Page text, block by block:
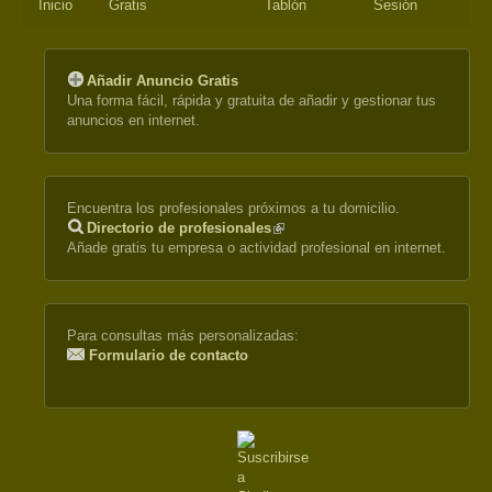
Inicio
Gratis
Tablón
Sesión
Añadir Anuncio Gratis
Una forma fácil, rápida y gratuita de añadir y gestionar tus
anuncios en internet.
Encuentra los profesionales próximos a tu domicilio.
Directorio de profesionales(link
is
Añade gratis tu empresa o actividad profesional en internet.
Para consultas más personalizadas:
Formulario de contacto